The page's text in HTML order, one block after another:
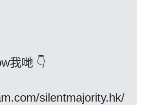
我哋 👇
silentmajority.hk/